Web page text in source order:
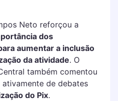
Neto reforçou a
dos
aumentar a inclusão
da atividade. O
também comentou
de debates
do Pix.